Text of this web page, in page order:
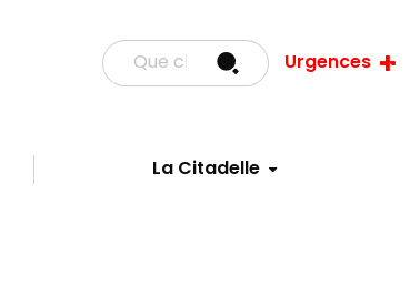
La Citadelle
Urgences